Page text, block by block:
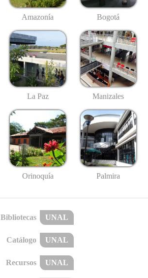
Amazonía Bogotá
La Paz Manizales
Orinoquía Palmira
Bibliotecas UNAL
Catálogo UNAL
Recursos UNAL